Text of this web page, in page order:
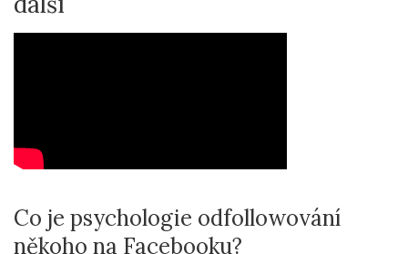
Co je psychologie odfollowování
někoho na Facebooku?